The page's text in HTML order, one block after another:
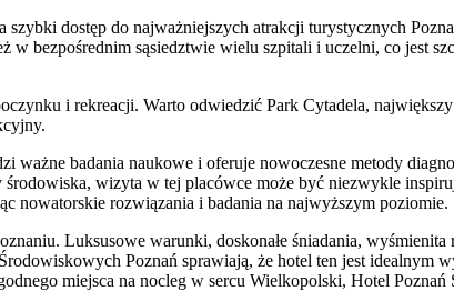
dostęp do najważniejszych atrakcji turystycznych
bezpośrednim sąsiedztwie wielu szpitali i uczelni, co jest
i rekreacji. Warto odwiedzić Park Cytadela,
badania naukowe i oferuje nowoczesne metody
wizyta w tej placówce może być niezwykle
nowatorskie rozwiązania i badania na najwyższym poziomie.
Luksusowe warunki, doskonałe śniadania,
Poznań sprawiają, że hotel ten jest idealnym
miejsca na nocleg w sercu Wielkopolski, Hotel Poznań